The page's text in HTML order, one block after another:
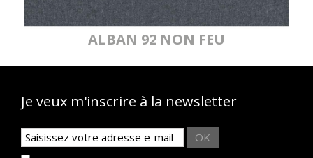
ALBAN 92 NON FEU
Je veux m'inscrire à la newsletter
OK